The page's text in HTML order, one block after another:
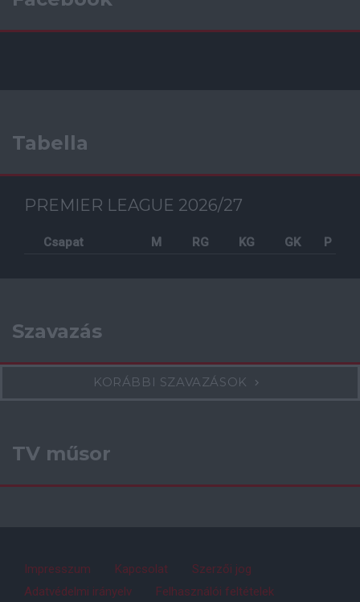
Tabella
PREMIER LEAGUE 2026/27
Csapat M RG KG GK P
Szavazás
KORÁBBI SZAVAZÁSOK
TV műsor
Impresszum Kapcsolat
Szerzői jog
Adatvédelmi irányelv
Felhasználói feltételek